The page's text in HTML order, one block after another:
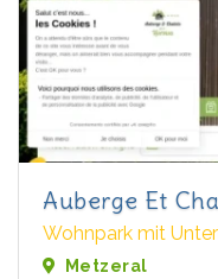
Auberge Et
Wohnpark mit
Metzeral